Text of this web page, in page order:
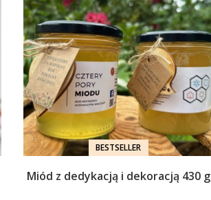
BESTSELLER
Miód z dedykacją i dekoracją 430 g